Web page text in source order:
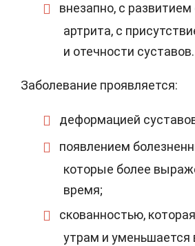
внезапно, с развитием
артрита, с
и отечности суставов.
Заболевание проявляется:
деформацией
появлением
которые более
время;
скованностью,
утрам и уменьшается